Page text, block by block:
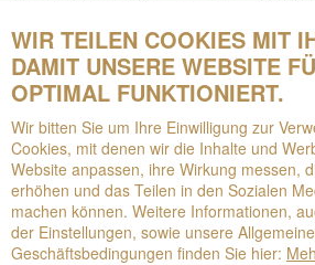
CONDUCT
MACHEN SIE MIT
Ressourcen
HERUNTERLADEN
BROSCHÜREN
EPD
AUGMENTED REALITY
WIR TEILEN COOKIES MIT
DAMIT UNSERE WEBSITE
OPTIMAL FUNKTIONIERT.
Wir bitten Sie um Ihre Einwilligung zur
Cookies, mit denen wir die Inhalte und
Website anpassen, ihre Wirkung messen,
erhöhen und das Teilen in den Sozialen
machen können. Weitere Informationen,
der Einstellungen, sowie unsere
Geschäftsbedingungen finden Sie hier: